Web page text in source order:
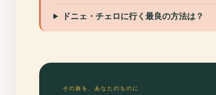
ドニェ・チェロに行く最良の方法は？
その旅を、あなたのものに